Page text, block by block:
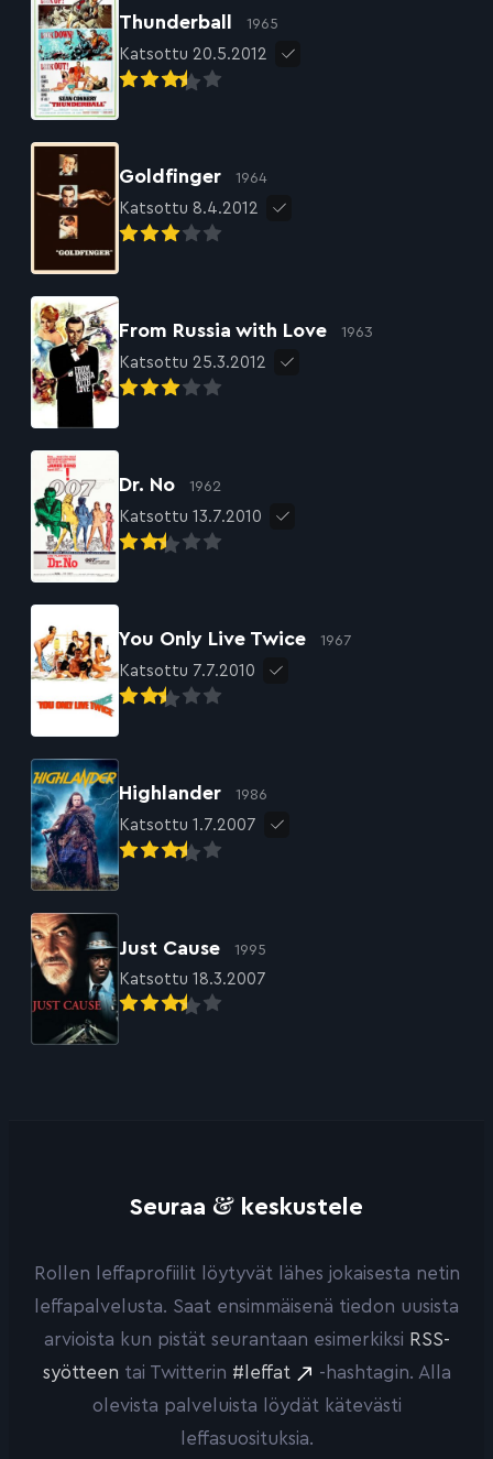
Thunderball 1965
Katsottu 20.5.2012
Goldfinger 1964
Katsottu 8.4.2012
From Russia with Love 1963
Katsottu 25.3.2012
Dr. No 1962
Katsottu 13.7.2010
You Only Live Twice 1967
Katsottu 7.7.2010
Highlander 1986
Katsottu 1.7.2007
Just Cause 1995
Katsottu 18.3.2007
Seuraa & keskustele
Rollen leffaprofiilit löytyvät lähes jokaisesta netin
leffapalvelusta. Saat ensimmäisenä tiedon uusista
arvioista kun pistät seurantaan esimerkiksi RSS-
syötteen tai Twitterin #leffat
-hashtagin. Alla
olevista palveluista löydät kätevästi
leffasuosituksia.